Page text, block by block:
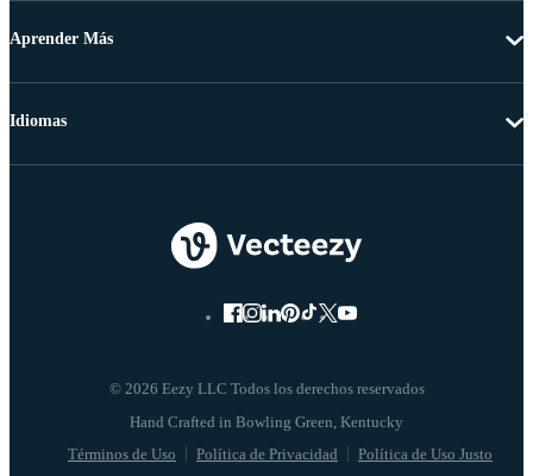
Aprender Más
© 2026 Eezy LLC Todos los derechos reservados
Términos de Uso Política de Privacidad Política de Uso Justo
Idiomas